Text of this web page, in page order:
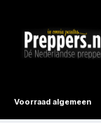
Voorraad algemeen